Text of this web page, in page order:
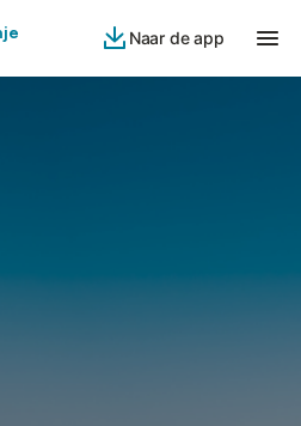
Naar de app